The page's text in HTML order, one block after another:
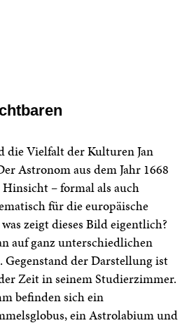
die Vielfalt der Kulturen Jan
Astronom aus dem Jahr 1668
– formal als auch
für die europäische
zeigt dieses Bild eigentlich?
auf ganz unterschiedlichen
Gegenstand der Darstellung ist
Zeit in seinem Studierzimmer.
befinden sich ein
ein Astrolabium und